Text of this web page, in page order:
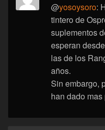
@yosoysoro:
tintero de
suplementos
esperan
las de los
años.
Sin embargo,
han dado